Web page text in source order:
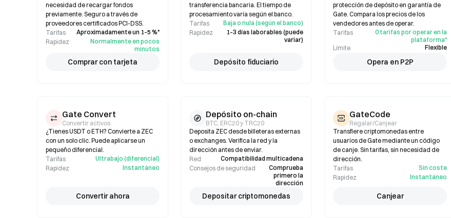
necesidad de recargar fondos
previamente. Seguro a través de
proveedores certificados PCI-DSS.
Tarifas
Aproximadamente un 1–5 %*
Rapidez
Normalmente en pocos
minutos
Comprar con tarjeta
transferencia bancaria. El tiempo de
procesamiento varía según el banco.
Tarifas
Baja o nula (según el banco)
Rapidez
1–3 días laborables (puede
variar)
Depósito fiduciario
protección de depósito en garantía de
Gate. Compara los precios de los
vendedores antes de operar.
Tarifas
0 tarifas por operar en la
plataforma*
Límite
Flexible
Opera en P2P
Gate Convert
Convertir activos
¿Tienes USDT o ETH? Convierte a ZEC
con un solo clic. Puede aplicarse un
pequeño diferencial.
Tarifas
Ultrabajo (diferencial)
Rapidez
Instantáneo
Convertir ahora
Depósito on-chain
BTC, ERC20 y TRC20
Deposita ZEC desde billeteras externas
o exchanges. Verifica la red y la
dirección antes de enviar.
Red
Compatibilidad multicadena
Consejos de seguridad
Comprueba
primero la
dirección
Depositar criptomonedas
GateCode
Regalar/Canjear
Transfiere criptomonedas entre
usuarios de Gate mediante un código
de canje. Sin tarifas, sin necesidad de
dirección.
Tarifas
Sin coste
Rapidez
Instantáneo
Canjear